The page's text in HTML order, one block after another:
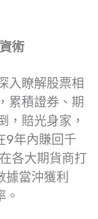
術
入瞭解股票相
累積證券、期
，賠光身家，
9年內賺回千
各大期貨商打
當沖獲利